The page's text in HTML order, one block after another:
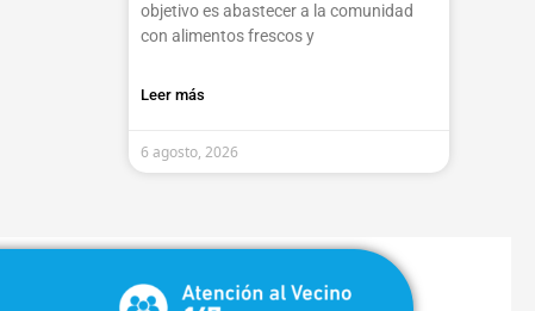
objetivo es abastecer a la comunidad
con alimentos frescos y
Leer más
6 agosto, 2026